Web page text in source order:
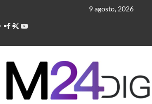
contenido
9 agosto, 2026